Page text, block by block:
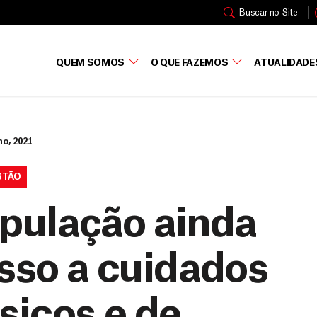
Buscar no Site
QUEM SOMOS O QUE FAZEMOS
2021
ainda
a cuidados